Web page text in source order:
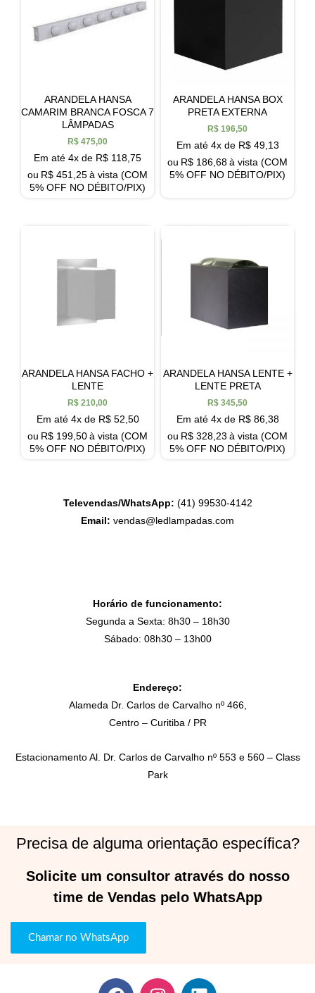
ARANDELA HANSA
CAMARIM BRANCA FOSCA 7
LÂMPADAS
R$ 475,00
Em até 4x de R$ 118,75
ou R$ 451,25à vista (COM
5% OFF NO DÉBITO/PIX)
ARANDELA HANSA BOX
PRETA EXTERNA
R$ 196,50
Em até 4x de R$49,13
ou R$ 186,68à vista (COM
5% OFF NO DÉBITO/PIX)
ARANDELA HANSA FACHO +
LENTE
R$ 210,00
Em até 4x de R$52,50
ou R$ 199,50à vista (COM
5% OFF NO DÉBITO/PIX)
ARANDELA HANSA LENTE +
LENTE PRETA
R$ 345,50
Em até 4x de R$86,38
ou R$ 328,23 à vista (COM
5% OFF NO DÉBITO/PIX)
Televendas/WhatsApp: (41) 99530-4142
Email: vendas@ledlampadas.com
Horário de funcionamento:
Segunda a Sexta: 8h30 – 18h30
Sábado: 08h30 – 13h00
Endereço:
Alameda Dr. Carlos de Carvalho nº 466,
Centro – Curitiba / PR
Estacionamento Al. Dr. Carlos de Carvalho nº 553 e 560 – Class
Park
Precisa de alguma orientação específica?
Solicite um consultor através do nosso
time de Vendas pelo WhatsApp
Chamar no WhatsApp